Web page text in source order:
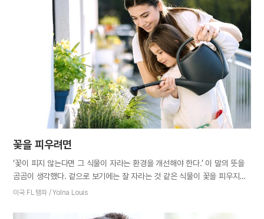
느껴진다며 도움이 필요해 보인다고 했습니다. 하지만 엄마인 저의 관점은
달랐습니다. 저는 마음속으로 사진의 제목을 ‘엄마의 천국’이라 붙이고
감상했습니다. 제가 볼 때 엄마에게 안겨 있는 아이가 자신의 두 발로 충분히
설 수 있을 만큼 큰 아이였습니다. 아마도 엄마가 아이를 안고 있길 원한 것
같습니다. 안겨 있는 아이는 엄마의 전화기를 빼앗으려 하며 엄마를
방해하는 것 같지만 제게는 엄마가 요리에…
꽃을 피우려면
‘꽃이 피지 않는다면 그 식물이 자라는 환경을 개선해야 한다.’ 이 말의 뜻을
곰곰이 생각했다. 겉으로 보기에는 잘 자라는 것 같은 식물이 꽃을 피우지
않는다면 식물 자체의 문제로 여기지 말고 환경이 잘 조성되었는지 살펴야
부족한지, 충분한 영양을 공급했는지 등을 전체적으로 점검해서 최적의
미국 FL 탬파 / Yolna Louis